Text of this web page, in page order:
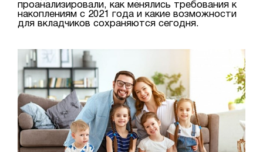
проанализировали, как менялись требования к
накоплениям с 2021 года и какие возможности
для вкладчиков сохраняются сегодня.